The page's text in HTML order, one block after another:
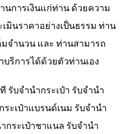
นการเงินแก่ท่าน ด้วยความ
เมินราคาอย่างเป็นธรรม ท่าน
จำนวน และ ท่านสามารถ
ริการได้ด้วยตัวท่านเอง
รับจำนำกระเป๋า รับจำนำ
ะเป๋าแบรนด์เนม รับจำนำ
กระเป๋าชาแนล รับจำนำ